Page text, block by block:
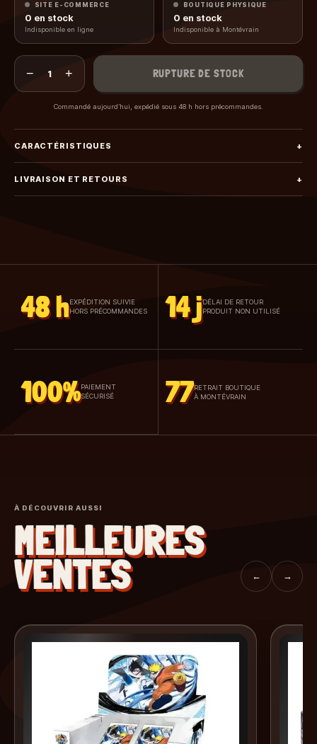
SITE E-COMMERCE
0 en stock
Indisponible en ligne
BOUTIQUE PHYSIQUE
0 en stock
Indisponible à Montévrain
− 1 + RUPTURE DE STOCK
Commandé aujourd’hui, expédié sous 48 h hors précommandes.
CARACTÉRISTIQUES +
LIVRAISON ET RETOURS +
48 h EXPÉDITION SUIVIE
HORS PRÉCOMMANDES
14 jDÉLAI DE RETOUR
PRODUIT NON UTILISÉ
100% PAIEMENT
SÉCURISÉ
77RETRAIT BOUTIQUE
À MONTÉVRAIN
À DÉCOUVRIR AUSSI
MEILLEURES
VENTES ← →